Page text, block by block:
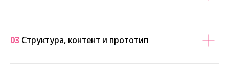
03 Структура, контент и прототип